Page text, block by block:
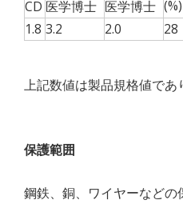
(%)
CD 医学博士 医学博士
1.8 3.2 2.0 28
上記数値は製品規格値であ
保護範囲
鋼鉄、銅、ワイヤーなど